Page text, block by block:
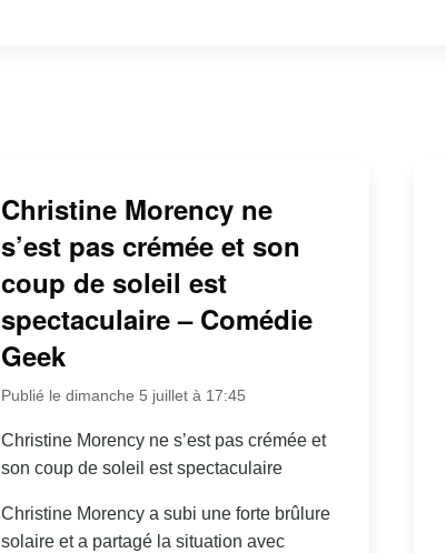
Christine Morency ne
s’est pas crémée et son
coup de soleil est
spectaculaire – Comédie
Geek
Publié le dimanche 5 juillet à 17:45
Christine Morency ne s’est pas crémée et
son coup de soleil est spectaculaire
Christine Morency a subi une forte brûlure
solaire et a partagé la situation avec